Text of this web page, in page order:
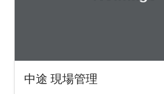
中途 現場管理